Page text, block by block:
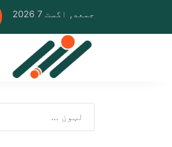
جمعه, اگست 7 2026